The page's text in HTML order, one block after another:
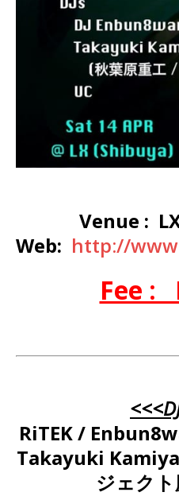
Venue :
Web: http://
Fee :
RiTEK /
Takayuki
ジェク